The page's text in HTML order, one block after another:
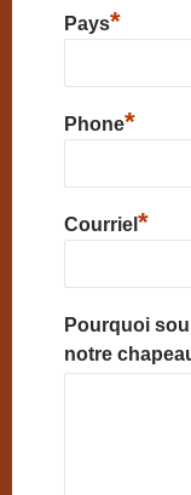
Pays*
Phone*
Courriel *
Pourquoi
notre